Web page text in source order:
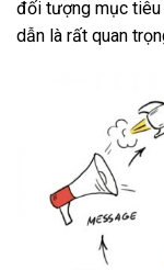
đối tượng mục tiêu
dẫn là rất quan